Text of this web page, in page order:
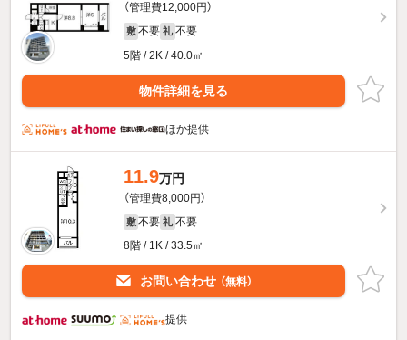
（管理費12,000円）
敷 不要 礼 不要
5階 / 2K / 40.0㎡
物件詳細を見る
ほか提供
11.9万円
（管理費8,000円）
敷 不要 礼 不要
8階 / 1K / 33.5㎡
お問い合わせ （無料）
提供